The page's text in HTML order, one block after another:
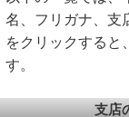
名、フリガナ、支
をクリックすると
す。
支店